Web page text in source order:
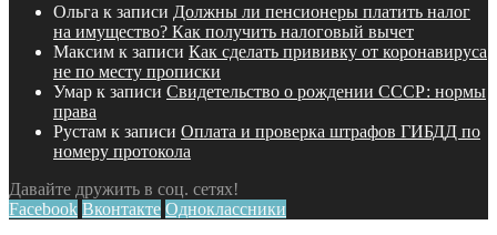
Ольга к записи Должны ли пенсионеры платить налог
на имущество? Как получить налоговый вычет
Максим к записи Как сделать прививку от коронавируса
не по месту прописки
Умар к записи Свидетельство о рождении СССР: нормы
права
Рустам к записи Оплата и проверка штрафов ГИБДД по
номеру протокола
Давайте дружить в соц. сетях!
Facebook Вконтакте Одноклассники